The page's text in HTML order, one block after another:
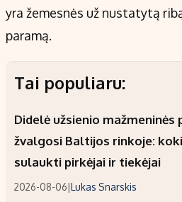
yra žemesnės už nustatytą
paramą.
Tai populiaru:
Didelė užsienio mažmeninės
žvalgosi Baltijos rinkoje:
sulaukti pirkėjai ir tiekėjai
2026-08-06|Lukas Snarskis